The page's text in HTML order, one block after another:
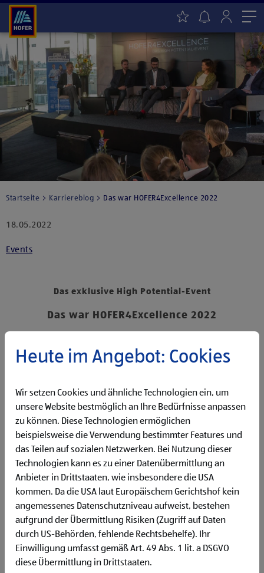
Startseite Karriereblog Das war HOFER4Excellence 2022
18.05.2022
Events
Das war HOFER4Excellence 2022
Das exklusive High Potential-Event
hochkarätigen Gästen aus Bildung und Wirtschaft im
atemberaubenden Ambiente des k47.wien über den Dächern
dieses Jahr die Chance den wohl exklusivsten Karriere-Talk
des österreichischen Lebensmitteleinzelhandels -
HOFER4Excellence - mitzuerleben.
Klicke hier und stimme der Nutzung von
Diensten bzw. Technologien von
Drittanbietern zu, um diesen Inhalt
anzuzeigen.
Heute im Angebot: Cookies
Wir setzen Cookies und ähnliche Technologien ein, um
unsere Website bestmöglich an Ihre Bedürfnisse anpassen
zu können. Diese Technologien ermöglichen
beispielsweise die Verwendung bestimmter Features und
das Teilen auf sozialen Netzwerken. Bei Nutzung dieser
Technologien kann es zu einer Datenübermittlung an
Anbieter in Drittstaaten, wie insbesondere die USA
kommen. Da die USA laut Europäischem Gerichtshof kein
angemessenes Datenschutzniveau aufweist, bestehen
aufgrund der Übermittlung Risiken (Zugriff auf Daten
durch US-Behörden, fehlende Rechtsbehelfe). Ihr
Einwilligung umfasst gemäß Art. 49 Abs. 1 lit. a DSGVO
diese Übermittlung in Drittstaaten.